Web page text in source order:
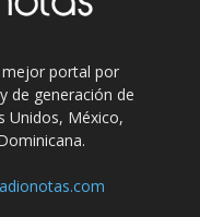
mejor portal por
de generación de
Unidos, México,